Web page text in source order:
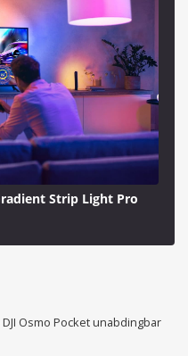
Strip Light Pro
Osmo Pocket unabdingbar